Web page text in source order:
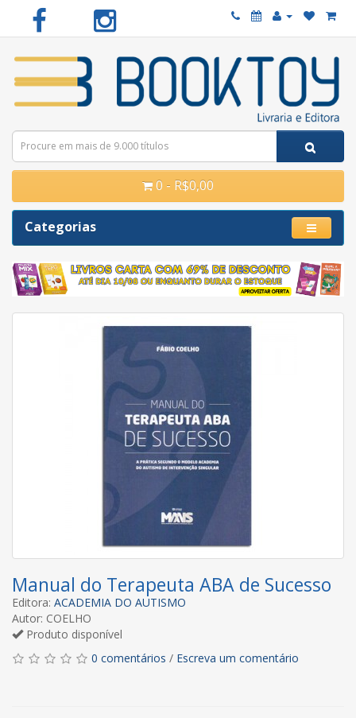
0 - R$0,00
Categorias
Manual do Terapeuta ABA de Sucesso
Editora: ACADEMIA DO AUTISMO
Autor: COELHO
Produto disponível
0 comentários / Escreva um comentário